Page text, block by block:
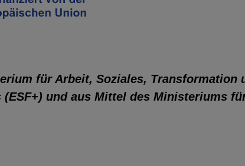
für Arbeit, Soziales, Transformation
und aus Mittel des Ministeriums